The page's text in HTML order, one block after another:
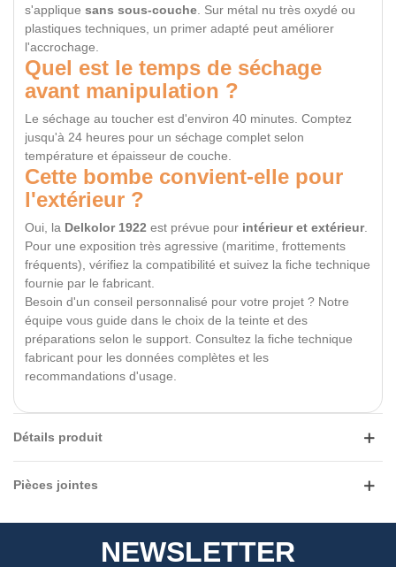
s'applique sans sous‑couche . Sur métal nu très oxydé ou
plastiques techniques, un primer adapté peut améliorer
l'accrochage.
Quel est le temps de séchage
avant manipulation ?
Le séchage au toucher est d'environ 40 minutes. Comptez
jusqu'à 24 heures pour un séchage complet selon
température et épaisseur de couche.
Cette bombe convient‑elle pour
l'extérieur ?
Oui, la Delkolor 1922 est prévue pour intérieur et extérieur.
Pour une exposition très agressive (maritime, frottements
fréquents), vérifiez la compatibilité et suivez la fiche technique
fournie par le fabricant.
Besoin d'un conseil personnalisé pour votre projet ? Notre
équipe vous guide dans le choix de la teinte et des
préparations selon le support. Consultez la fiche technique
fabricant pour les données complètes et les
recommandations d'usage.
Détails produit
Pièces jointes
NEWSLETTER